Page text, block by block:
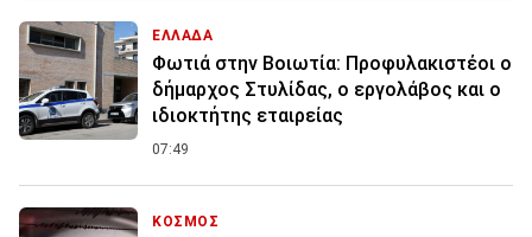
ΕΛΛΑΔΑ
Φωτιά στην Βοιωτία: Προφυλακιστέοι ο
δήμαρχος Στυλίδας, ο εργολάβος και ο
ιδιοκτήτης εταιρείας
07:49
ΚΟΣΜΟΣ